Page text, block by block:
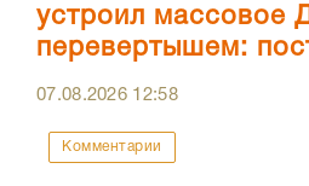
устроил массовое
перевертышем:
07.08.2026 12:58
Комментарии